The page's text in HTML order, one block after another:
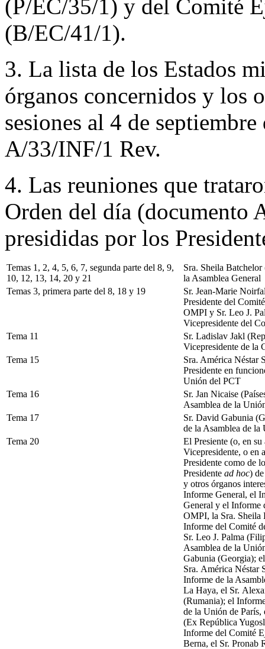
(P/EC/35/1) y del Comité
(B/EC/41/1).
3. La lista de los Estados
órganos concernidos y los
sesiones al 4 de
A/33/INF/1 Rev.
4. Las reuniones que
Orden del día (documento
presididas por los
Temas 1, 2, 4, 5, 6, 7, segunda parte del 8, 9,
10, 12, 13, 14, 20 y 21
Sra. Sheila Batchelor
la Asamblea General
Temas 3, primera parte del 8, 18 y 19
Sr. Jean-Marie
Presidente del
OMPI y Sr. Leo J.
Vicepresidente del
Tema 11
Sr. Ladislav Jakl
Vicepresidente de la
Tema 15
Sra. América Néstar
Presidente en
Unión del PCT
Tema 16
Sr. Jan Nicaise
Asamblea de la
Tema 17
Sr. David Gabunia
de la Asamblea de la
Tema 20
El Presiente (o, en su
Vicepresidente, o en
Presidente como de
Presidente ad hoc)
y otros órganos
Informe General, el
General y el Informe
OMPI, la Sra. Sheila
Informe del Comité
Sr. Leo J. Palma
Asamblea de la
Gabunia (Georgia);
Sra. América Néstar
Informe de la
La Haya, el Sr.
(Rumania); el
de la Unión de
(Ex República
Informe del Comité
Berna, el Sr. Pronab